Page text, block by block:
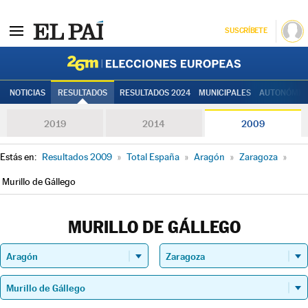
SUSCRÍBETE
NOTICIAS RESULTADOS RESULTADOS 2024 MUNICIPALES
2019 2014 2009
Estás en: Resultados 2009 » Total España » Aragón » Zaragoza »
Murillo de Gállego
MURILLO DE GÁLLEGO